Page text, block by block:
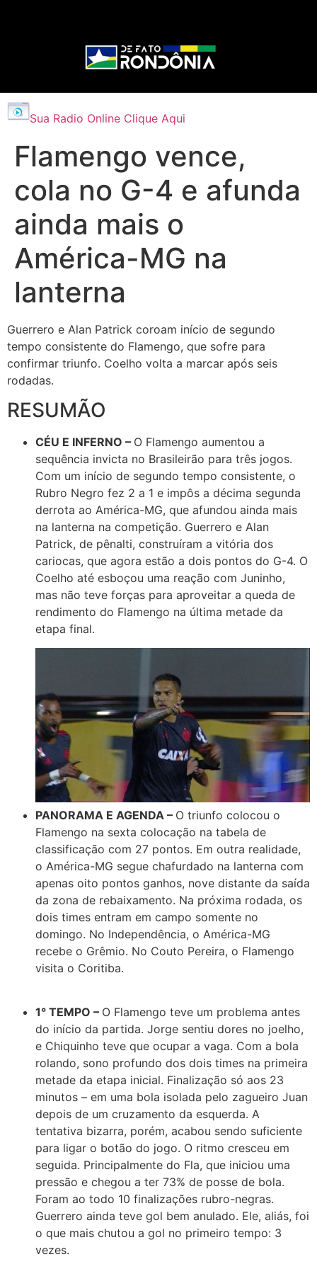
Sua Radio Online Clique Aqui
Flamengo vence,
cola no G-4 e afunda
ainda mais o
América-MG na
lanterna
Guerrero e Alan Patrick coroam início de segundo
tempo consistente do Flamengo, que sofre para
confirmar triunfo. Coelho volta a marcar após seis
rodadas.
RESUMÃO
CÉU E INFERNO – O Flamengo aumentou a
sequência invicta no Brasileirão para três jogos.
Com um início de segundo tempo consistente, o
Rubro Negro fez 2 a 1 e impôs a décima segunda
derrota ao América-MG, que afundou ainda mais
na lanterna na competição. Guerrero e Alan
Patrick, de pênalti, construíram a vitória dos
cariocas, que agora estão a dois pontos do G-4. O
Coelho até esboçou uma reação com Juninho,
mas não teve forças para aproveitar a queda de
rendimento do Flamengo na última metade da
etapa final.
PANORAMA E AGENDA – O triunfo colocou o
Flamengo na sexta colocação na tabela de
classificação com 27 pontos. Em outra realidade,
o América-MG segue chafurdado na lanterna com
apenas oito pontos ganhos, nove distante da saída
da zona de rebaixamento. Na próxima rodada, os
dois times entram em campo somente no
domingo. No Independência, o América-MG
recebe o Grêmio. No Couto Pereira, o Flamengo
visita o Coritiba.
1° TEMPO – O Flamengo teve um problema antes
do início da partida. Jorge sentiu dores no joelho,
e Chiquinho teve que ocupar a vaga. Com a bola
rolando, sono profundo dos dois times na primeira
metade da etapa inicial. Finalização só aos 23
minutos – em uma bola isolada pelo zagueiro Juan
depois de um cruzamento da esquerda. A
tentativa bizarra, porém, acabou sendo suficiente
para ligar o botão do jogo. O ritmo cresceu em
seguida. Principalmente do Fla, que iniciou uma
pressão e chegou a ter 73% de posse de bola.
Foram ao todo 10 finalizações rubro-negras.
Guerrero ainda teve gol bem anulado. Ele, aliás, foi
o que mais chutou a gol no primeiro tempo: 3
vezes.